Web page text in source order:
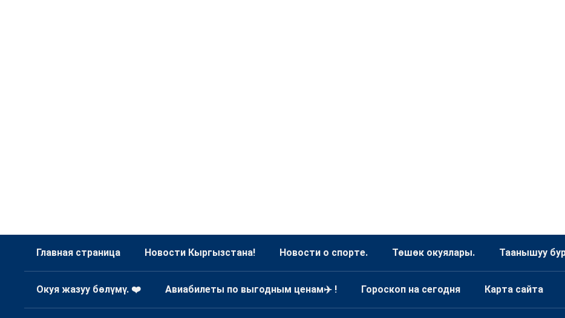
Главная страница Новости Кыргызстана! Новости о спорте. Төшөк окуялары. Таанышуу
Окуя жазуу бөлүмү. ❤️ Авиабилеты по выгодным ценам✈️ ! Гороскоп на сегодня Карта сайта